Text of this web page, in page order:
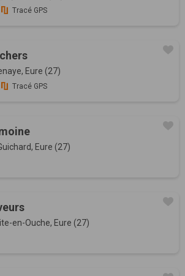
Tracé GPS
Eure (27)
Tracé GPS
Eure (27)
en-Ouche, Eure (27)